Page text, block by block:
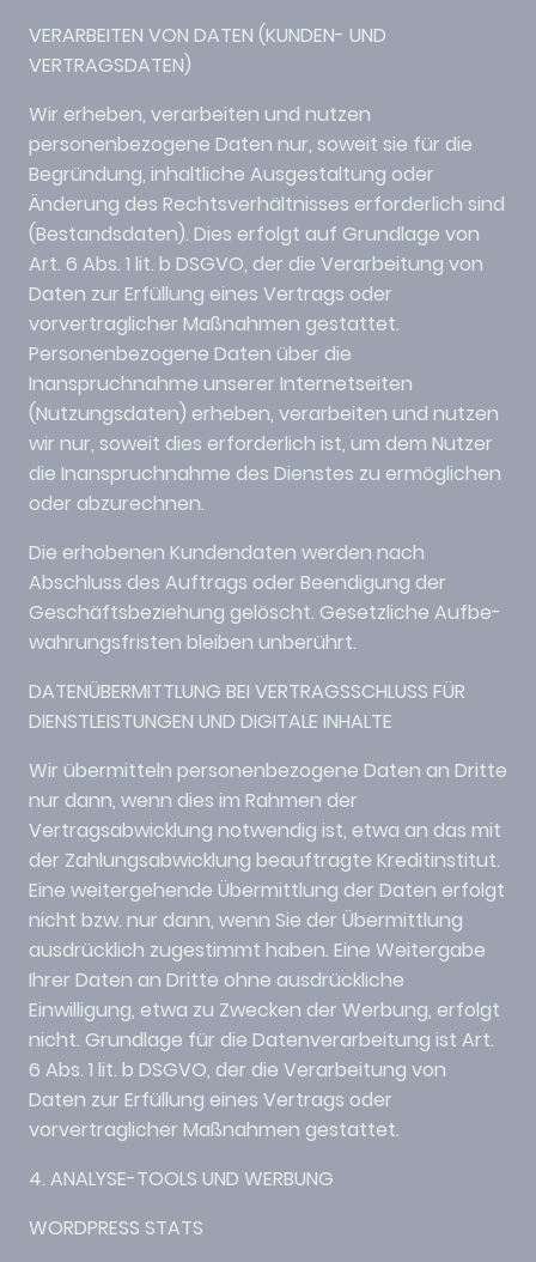
VERARBEITEN VON DATEN (KUNDEN- UND
VERTRAGSDATEN)
Wir erheben, verarbeiten und nutzen
personenbezogene Daten nur, soweit sie für die
Begründung, inhaltliche Ausgestaltung oder
Änderung des Rechtsverhältnisses erforderlich sind
(Bestandsdaten). Dies erfolgt auf Grundlage von
Art. 6 Abs. 1 lit. b DSGVO, der die Verarbeitung von
Daten zur Erfüllung eines Vertrags oder
vorvertraglicher Maßnahmen gestattet.
Personenbezogene Daten über die
Inanspruchnahme unserer Internetseiten
(Nutzungsdaten) erheben, verarbeiten und nutzen
wir nur, soweit dies erforderlich ist, um dem Nutzer
die Inanspruchnahme des Dienstes zu ermöglichen
oder abzurechnen.
Die erhobenen Kundendaten werden nach
Abschluss des Auftrags oder Beendigung der
Geschäftsbeziehung gelöscht. Gesetzliche Aufbe-
wahrungsfristen bleiben unberührt.
DATENÜBERMITTLUNG BEI VERTRAGSSCHLUSS FÜR
DIENSTLEISTUNGEN UND DIGITALE INHALTE
Wir übermitteln personenbezogene Daten an Dritte
nur dann, wenn dies im Rahmen der
Vertragsabwicklung notwendig ist, etwa an das mit
der Zahlungsabwicklung beauftragte Kreditinstitut.
Eine weitergehende Übermittlung der Daten erfolgt
nicht bzw. nur dann, wenn Sie der Übermittlung
ausdrücklich zugestimmt haben. Eine Weitergabe
Ihrer Daten an Dritte ohne ausdrückliche
Einwilligung, etwa zu Zwecken der Werbung, erfolgt
nicht. Grundlage für die Datenverarbeitung ist Art.
6 Abs. 1 lit. b DSGVO, der die Verarbeitung von
Daten zur Erfüllung eines Vertrags oder
vorvertraglicher Maßnahmen gestattet.
4. ANALYSE-TOOLS UND WERBUNG
WORDPRESS STATS